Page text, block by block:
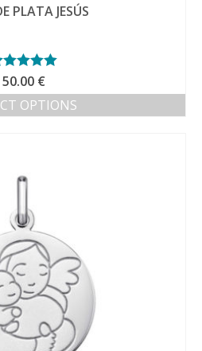
PLATA JESÚS
con
5.00de 5
50.00 €
OPTIONS